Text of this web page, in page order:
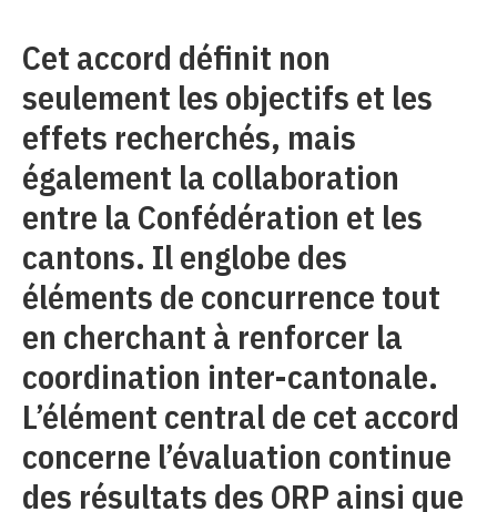
Cet accord définit non
seulement les objectifs et les
effets recherchés, mais
également la collaboration
entre la Confédération et les
cantons. Il englobe des
éléments de concurrence tout
en cherchant à renforcer la
coordination inter-cantonale.
L’élément central de cet accord
concerne l’évaluation continue
des résultats des ORP ainsi que